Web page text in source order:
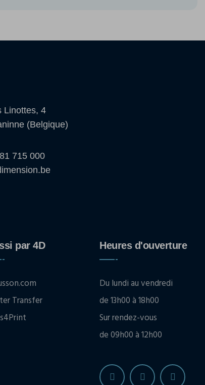
Linottes, 4
(Belgique)
715 000
par 4D
Transfer
Heures d'ouverture
Du lundi au vendredi
de 13h00 à 18h00
Sur rendez-vous
de 09h00 à 12h00